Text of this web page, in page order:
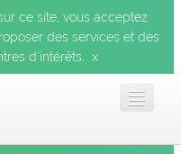
ce site, vous acceptez
des services et des
d’intérêts.
x